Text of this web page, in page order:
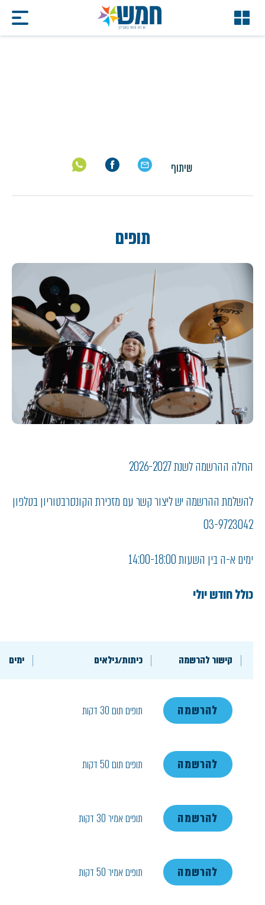
שיתוף
תופים
החלה ההרשמה לשנת 2026-2027
להשלמת ההרשמה יש ליצור קשר עם מזכירת הקונסרבטוריון בטלפון
03-9723042
ימים א-ה בין השעות 14:00-18:00
כולל חודש יולי
קישור להרשמה כיתות/גילאים ימים
להרשמה תופים תום 30 דקות
להרשמה תופים תום 50 דקות
להרשמה תופים אמיר 30 דקות
להרשמה תופים אמיר 50 דקות